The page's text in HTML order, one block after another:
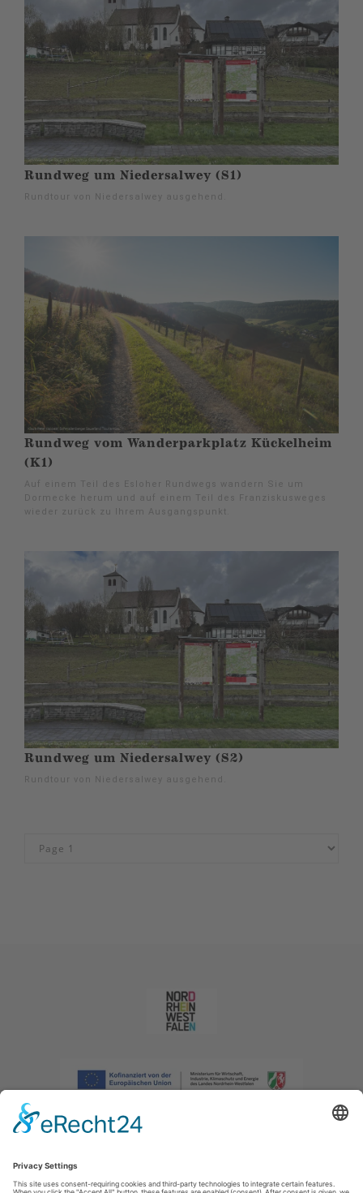
Rundweg um Niedersalwey (S1)
Rundtour von Niedersalwey ausgehend.
Rundweg vom Wanderparkplatz Kückelheim
(K1)
Auf einem Teil des Esloher Rundwegs wandern Sie um
Dormecke herum und auf einem Teil des Franziskusweges
wieder zurück zu Ihrem Ausgangspunkt.
Rundweg um Niedersalwey (S2)
Rundtour von Niedersalwey ausgehend.